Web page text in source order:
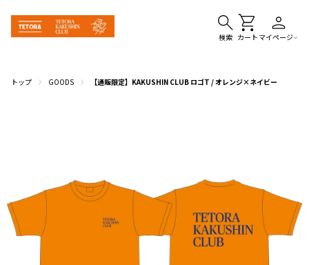
検索 カート マイページ
トップ GOODS 【通販限定】KAKUSHIN CLUB ロゴT / オレンジ×ネイビー